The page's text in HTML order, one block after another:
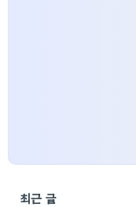
최근 글